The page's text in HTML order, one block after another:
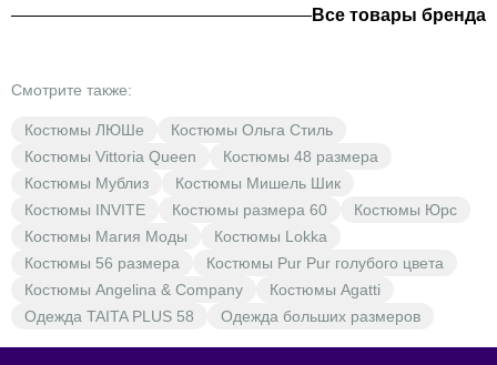
Все товары бренда
Смотрите также:
Костюмы ЛЮШе
Костюмы Ольга Стиль
Костюмы Vittoria Queen
Костюмы 48 размера
Костюмы Мублиз
Костюмы Мишель Шик
Костюмы INVITE
Костюмы размера 60
Костюмы Юрс
Костюмы Магия Моды
Костюмы Lokka
Костюмы 56 размера
Костюмы Pur Pur голубого цвета
Костюмы Angelina & Company
Костюмы Agatti
Одежда TAITA PLUS 58
Одежда больших размеров